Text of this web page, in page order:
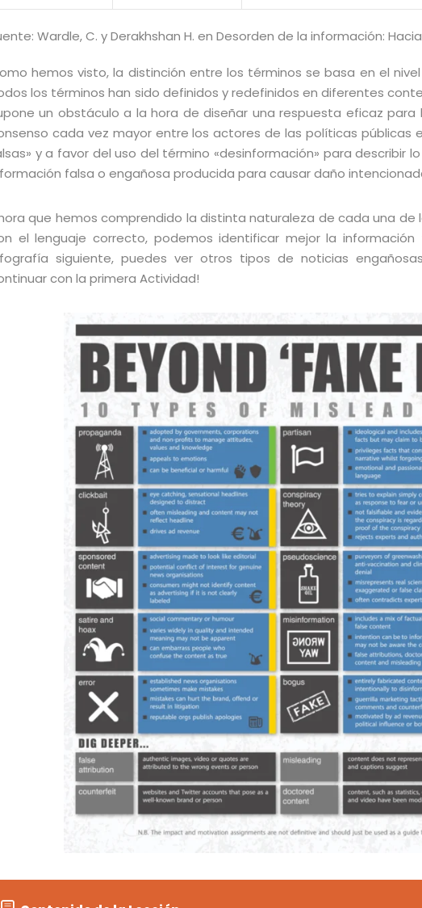
Wardle, C. y Derakhshan H. en Desorden de la información:
hemos visto, la distinción entre los términos se basa en el
los términos han sido definidos y redefinidos en diferentes
un obstáculo a la hora de diseñar una respuesta eficaz para
cada vez mayor entre los actores de las políticas públicas
y a favor del uso del término «desinformación» para describir
falsa o engañosa producida para causar daño
que hemos comprendido la distinta naturaleza de cada una de
el lenguaje correcto, podemos identificar mejor la
siguiente, puedes ver otros tipos de noticias
con la primera Actividad!